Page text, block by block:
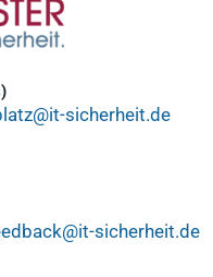
sicherheit.de
sicherheit.de